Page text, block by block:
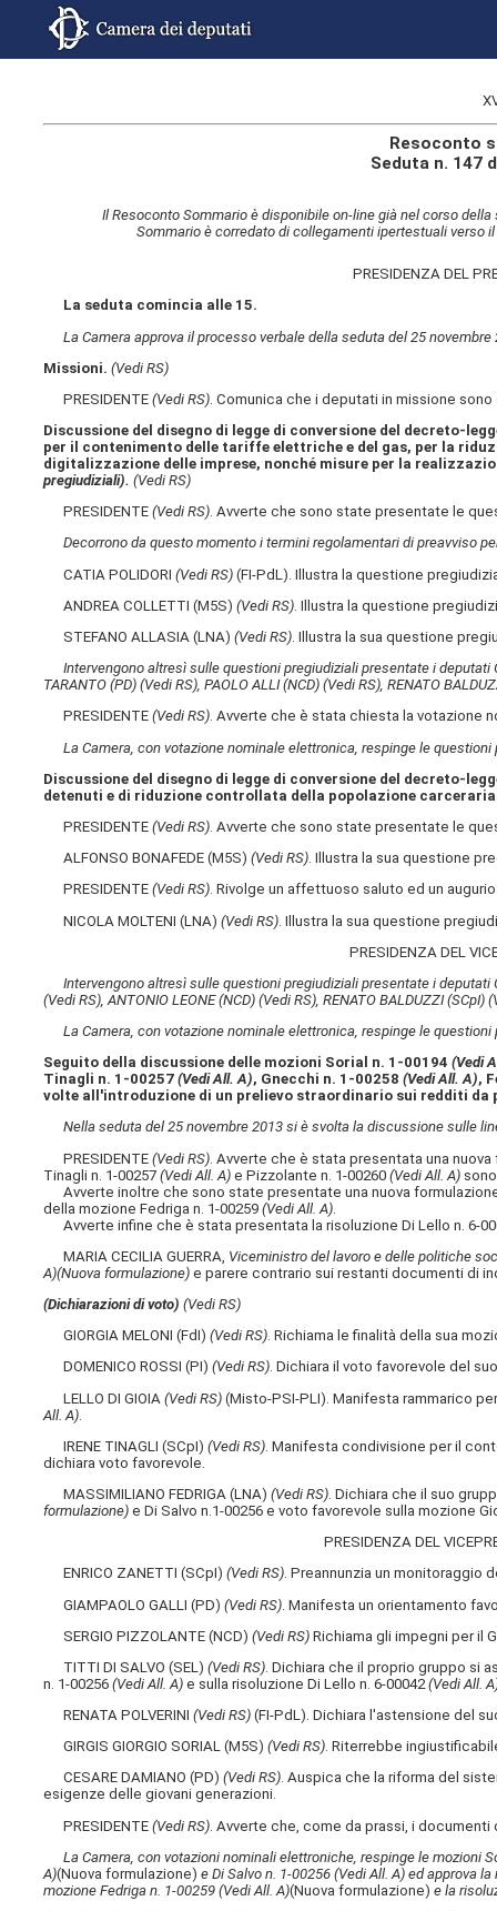
Resoconto
Seduta n. 147
Il Resoconto Sommario è disponibile on-line già nel corso
Sommario è corredato di collegamenti ipertestuali verso
PRESIDENZA DEL
La seduta comincia alle 15.
La Camera approva il processo verbale della seduta del 25 novembre
Missioni. (Vedi RS)
PRESIDENTE(Vedi RS) . Comunica che i deputati in missione
Discussione del disegno di legge di conversione del decreto-
per il contenimento delle tariffe elettriche e del gas, per la
digitalizzazione delle imprese, nonché misure per la
pregiudiziali). (Vedi RS)
PRESIDENTE(Vedi RS). Avverte che sono state presentate le
Decorrono da questo momento i termini regolamentari di preavviso
CATIA POLIDORI(Vedi RS) (FI-PdL). Illustra la questione
ANDREA COLLETTI (M5S)(Vedi RS) . Illustra la questione
STEFANO ALLASIA (LNA)(Vedi RS). Illustra la sua questione
Intervengono altresì sulle questioni pregiudiziali presentate i deputati
TARANTO (PD)(Vedi RS), PAOLO ALLI (NCD)(Vedi RS), RENATO
PRESIDENTE(Vedi RS). Avverte che è stata chiesta la votazione
La Camera, con votazione nominale elettronica, respinge le
Discussione del disegno di legge di conversione del decreto-
detenuti e di riduzione controllata della popolazione
PRESIDENTE(Vedi RS) . Avverte che sono state presentate le
ALFONSO BONAFEDE (M5S)(Vedi RS). Illustra la sua questione
PRESIDENTE(Vedi RS). Rivolge un affettuoso saluto ed un
NICOLA MOLTENI (LNA)(Vedi RS) . Illustra la sua questione
PRESIDENZA DEL
Intervengono altresì sulle questioni pregiudiziali presentate i deputati
(Vedi RS) , ANTONIO LEONE (NCD)(Vedi RS) , RENATO BALDUZZI (SCpI)
La Camera, con votazione nominale elettronica, respinge le
Seguito della discussione delle mozioni Sorial n. 1-00194(Vedi
Tinagli n. 1-00257(Vedi All. A), Gnecchi n. 1-00258(Vedi All. A),
volte all'introduzione di un prelievo straordinario sui redditi da
Nella seduta del 25 novembre 2013 si è svolta la discussione sulle
PRESIDENTE(Vedi RS) . Avverte che è stata presentata una
Tinagli n. 1-00257(Vedi All. A) e Pizzolante n. 1-00260(Vedi All. A)
Avverte inoltre che sono state presentate una nuova
della mozione Fedriga n. 1-00259(Vedi All. A)
Avverte infine che è stata presentata la risoluzione Di Lello n. 6-
MARIA CECILIA GUERRA, Viceministro del lavoro e delle politiche
A)(Nuova formulazione) e parere contrario sui restanti documenti di
(Dichiarazioni di voto) (Vedi RS)
GIORGIA MELONI (FdI)(Vedi RS). Richiama le finalità della sua
DOMENICO ROSSI (PI)(Vedi RS). Dichiara il voto favorevole del
LELLO DI GIOIA(Vedi RS) (Misto-PSI-PLI). Manifesta rammarico
All. A)
IRENE TINAGLI (SCpI)(Vedi RS) . Manifesta condivisione per il
dichiara voto favorevole.
MASSIMILIANO FEDRIGA (LNA)(Vedi RS) . Dichiara che il suo
formulazione) e Di Salvo n.1-00256 e voto favorevole sulla mozione
PRESIDENZA DEL
ENRICO ZANETTI (SCpI)(Vedi RS). Preannunzia un monitoraggio
GIAMPAOLO GALLI (PD)(Vedi RS) . Manifesta un orientamento
SERGIO PIZZOLANTE (NCD)(Vedi RS) Richiama gli impegni per il
TITTI DI SALVO (SEL)(Vedi RS) . Dichiara che il proprio gruppo si
n. 1-00256(Vedi All. A) e sulla risoluzione Di Lello n. 6-00042(Vedi All.
RENATA POLVERINI(Vedi RS) (FI-PdL). Dichiara l'astensione del
GIRGIS GIORGIO SORIAL (M5S)(Vedi RS). Riterrebbe
CESARE DAMIANO (PD)(Vedi RS). Auspica che la riforma del
esigenze delle giovani generazioni.
PRESIDENTE(Vedi RS) . Avverte che, come da prassi, i
La Camera, con votazioni nominali elettroniche, respinge le mozioni
A)(Nuova formulazione)e Di Salvo n. 1-00256(Vedi All. A) ed approva
mozione Fedriga n. 1-00259(Vedi All. A)(Nuova formulazione) e la